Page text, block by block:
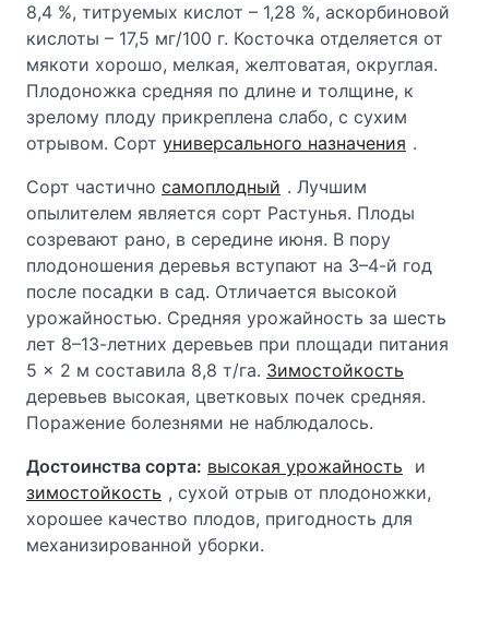
8,4 %, титруемых кислот – 1,28 %, аскорбиновой
кислоты – 17,5 мг/100 г. Косточка отделяется от
мякоти хорошо, мелкая, желтоватая, округлая.
Плодоножка средняя по длине и толщине, к
зрелому плоду прикреплена слабо, с сухим
отрывом. Сорт универсального назначения .
Сорт частично самоплодный . Лучшим
опылителем является сорт Растунья. Плоды
созревают рано, в середине июня. В пору
плодоношения деревья вступают на 3–4-й год
после посадки в сад. Отличается высокой
урожайностью. Средняя урожайность за шесть
лет 8–13-летних деревьев при площади питания
5 × 2 м составила 8,8 т/га. Зимостойкость
деревьев высокая, цветковых почек средняя.
Поражение болезнями не наблюдалось.
Достоинства сорта: высокая урожайность
и
зимостойкость , сухой отрыв от плодоножки,
хорошее качество плодов, пригодность для
механизированной уборки.